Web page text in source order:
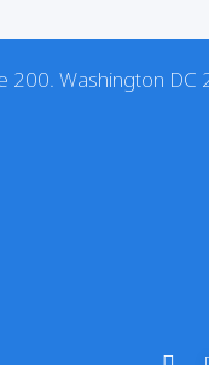
200. Washington DC